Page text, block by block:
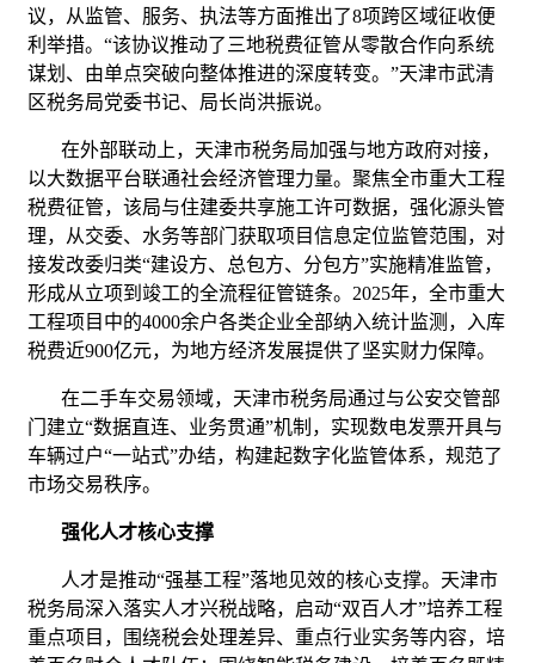
议，从监管、服务、执法等方面推出了8项跨区域征收便
利举措。“该协议推动了三地税费征管从零散合作向系统
谋划、由单点突破向整体推进的深度转变。”天津市武清
区税务局党委书记、局长尚洪振说。
在外部联动上，天津市税务局加强与地方政府对接，
以大数据平台联通社会经济管理力量。聚焦全市重大工程
税费征管，该局与住建委共享施工许可数据，强化源头管
理，从交委、水务等部门获取项目信息定位监管范围，对
接发改委归类“建设方、总包方、分包方”实施精准监管，
形成从立项到竣工的全流程征管链条。2025年，全市重大
工程项目中的4000余户各类企业全部纳入统计监测，入库
税费近900亿元，为地方经济发展提供了坚实财力保障。
在二手车交易领域，天津市税务局通过与公安交管部
门建立“数据直连、业务贯通”机制，实现数电发票开具与
车辆过户“一站式”办结，构建起数字化监管体系，规范了
市场交易秩序。
强化人才核心支撑
人才是推动“强基工程”落地见效的核心支撑。天津市
税务局深入落实人才兴税战略，启动“双百人才”培养工程
重点项目，围绕税会处理差异、重点行业实务等内容，培